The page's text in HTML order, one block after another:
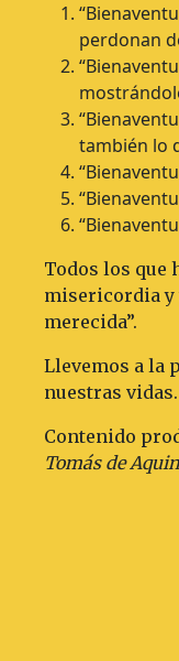
perdonan
también lo
Todos los que
misericordia y
merecida”.
Llevemos a la
nuestras vidas.
Contenido
Tomás de